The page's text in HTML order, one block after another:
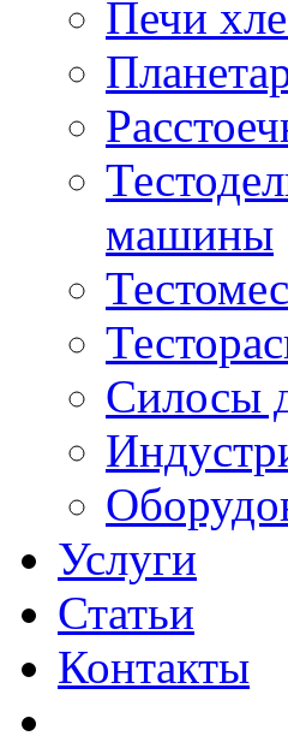
Печи
машины
Силосы
Услуги
Статьи
Контакты